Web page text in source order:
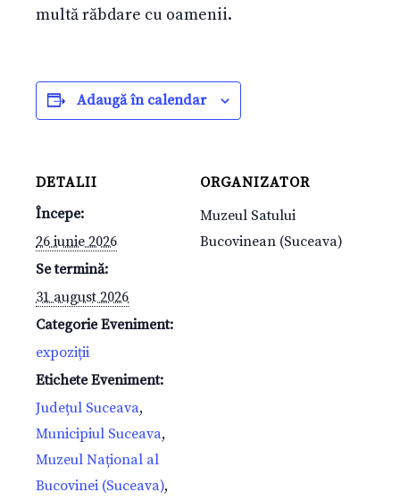
multă răbdare cu oamenii.
Adaugă în calendar
DETALII
Începe:
26 iunie 2026
Se termină:
31 august 2026
Categorie Eveniment:
expoziții
Etichete Eveniment:
Județul Suceava,
Municipiul Suceava,
Muzeul Național al
Bucovinei (Suceava),
ORGANIZATOR
Muzeul Satului
Bucovinean (Suceava)